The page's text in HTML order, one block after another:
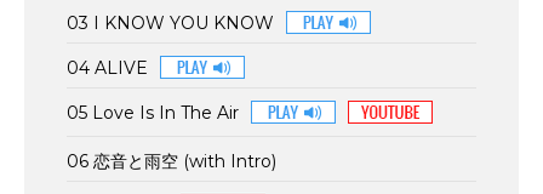
03 I KNOW YOU KNOW
04 ALIVE
05 Love Is In The Air
06 恋音と雨空 (with Intro)